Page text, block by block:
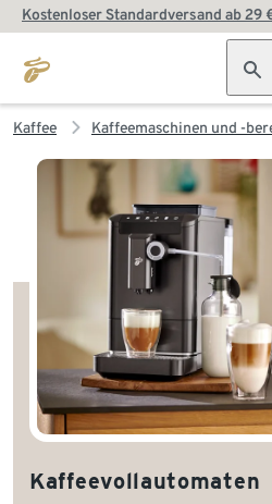
Kostenloser Standardversand ab 29
Kaffee Kaffeemaschinen und -
Kaffeevollautomaten